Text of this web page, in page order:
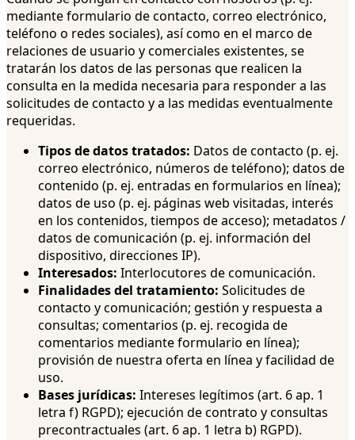
mediante formulario de contacto, correo electrónico,
teléfono o redes sociales), así como en el marco de
relaciones de usuario y comerciales existentes, se
tratarán los datos de las personas que realicen la
consulta en la medida necesaria para responder a las
solicitudes de contacto y a las medidas eventualmente
requeridas.
Tipos de datos tratados: Datos de contacto (p. ej.
correo electrónico, números de teléfono); datos de
contenido (p. ej. entradas en formularios en línea);
datos de uso (p. ej. páginas web visitadas, interés
en los contenidos, tiempos de acceso); metadatos /
datos de comunicación (p. ej. información del
dispositivo, direcciones IP).
Interesados: Interlocutores de comunicación.
Finalidades del tratamiento: Solicitudes de
contacto y comunicación; gestión y respuesta a
consultas; comentarios (p. ej. recogida de
comentarios mediante formulario en línea);
provisión de nuestra oferta en línea y facilidad de
uso.
Bases jurídicas: Intereses legítimos (art. 6 ap. 1
letra f) RGPD); ejecución de contrato y consultas
precontractuales (art. 6 ap. 1 letra b) RGPD).